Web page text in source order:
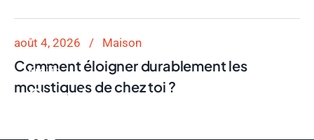
août 4, 2026 Maison
Comment éloigner durablement les
moustiques de chez toi ?
Emilie
Quand